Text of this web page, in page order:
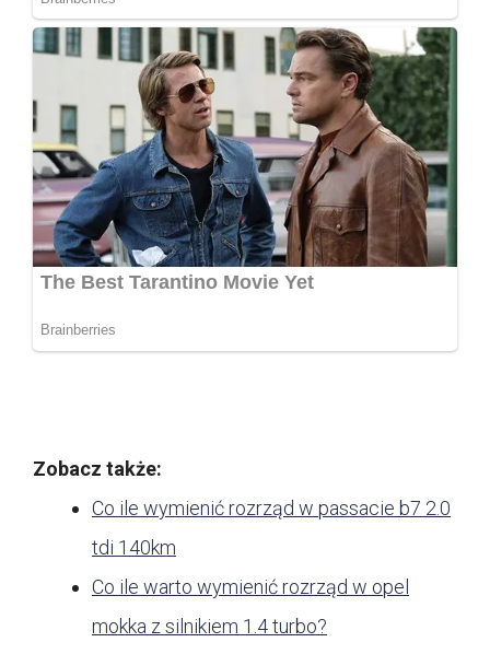
Zobacz także:
Co ile wymienić rozrząd w passacie b7 2.0
tdi 140km
Co ile warto wymienić rozrząd w opel
mokka z silnikiem 1.4 turbo?